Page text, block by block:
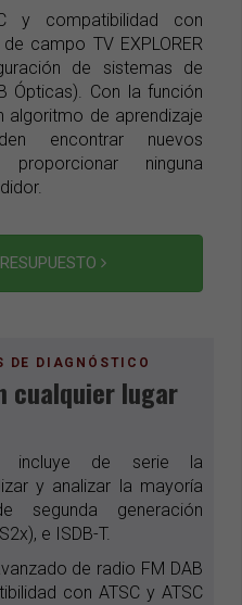
y compatibilidad con
campo TV EXPLORER
de sistemas de
Ópticas). Con la función
algoritmo de aprendizaje
encontrar nuevos
ninguna
DE DIAGNÓSTICO
cualquier lugar
incluye de serie la
y analizar la mayoría
segunda generación
e ISDB-T.
de radio FM DAB
con ATSC y ATSC